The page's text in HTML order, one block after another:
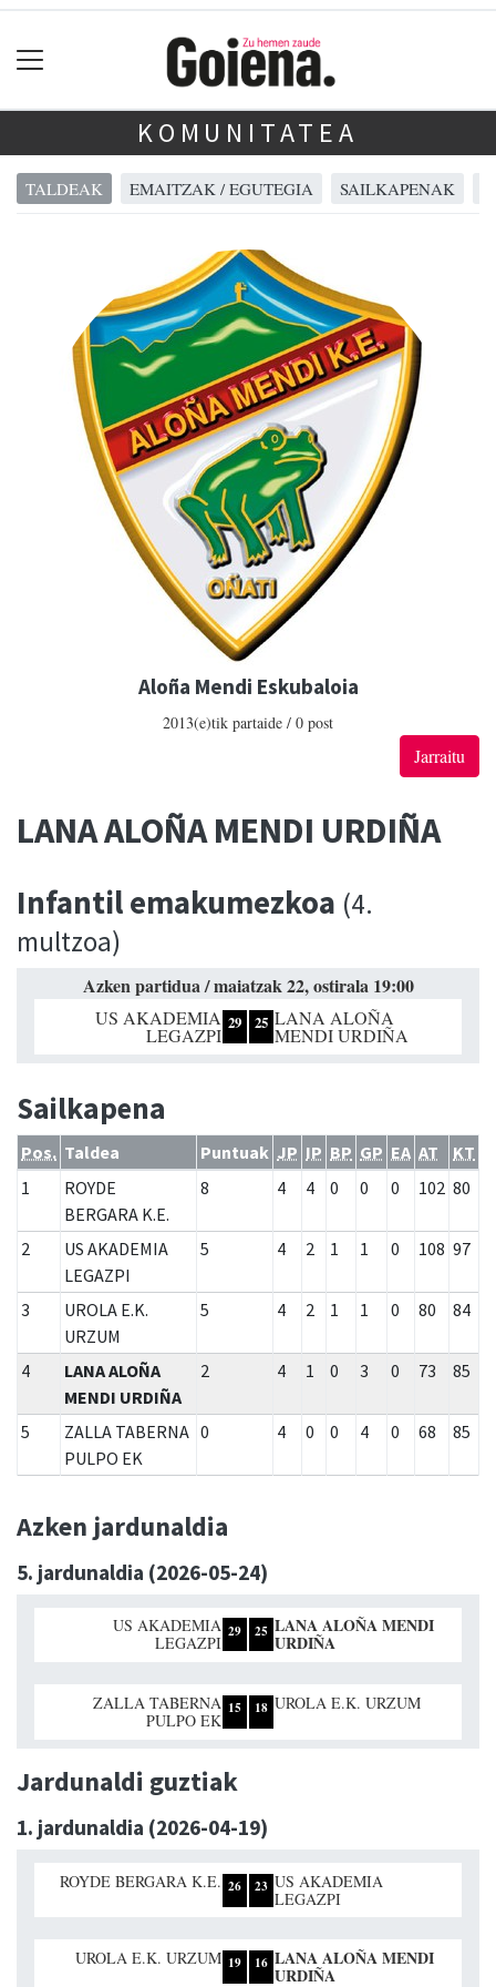
KOMUNITATEA
TALDEAK EMAITZAK / EGUTEGIA SAILKAPENAK
Aloña Mendi Eskubaloia
2013(e)tik partaide / 0 post
Jarraitu
LANA ALOÑA MENDI URDIÑA
Infantil emakumezkoa (4.
multzoa)
Azken partidua / maiatzak 22, ostirala 19:00
US AKADEMIA
LEGAZPI
29 25 LANA ALOÑA
MENDI URDIÑA
Sailkapena
Pos. Taldea Puntuak JP IP BP GP EA AT
KT
1
ROYDE
BERGARA K.E.
8 4 4 0 0 0 102 80
2
US AKADEMIA
LEGAZPI
5 4 2 1 1 0 108 97
3
UROLA E.K.
URZUM
5 4 2 1 1 0 80 84
4
LANA ALOÑA
MENDI URDIÑA
2 4 1 0 3 0 73 85
5
ZALLA TABERNA
PULPO EK
0 4 0 0 4 0 68 85
Azken jardunaldia
5. jardunaldia (2026-05-24)
US AKADEMIA
LEGAZPI
29 25 LANA ALOÑA MENDI
URDIÑA
ZALLA TABERNA
PULPO EK
15 18 UROLA E.K. URZUM
Jardunaldi guztiak
1. jardunaldia (2026-04-19)
ROYDE BERGARA K.E. 26 23 US AKADEMIA
LEGAZPI
UROLA E.K. URZUM 19 16 LANA ALOÑA MENDI
URDIÑA